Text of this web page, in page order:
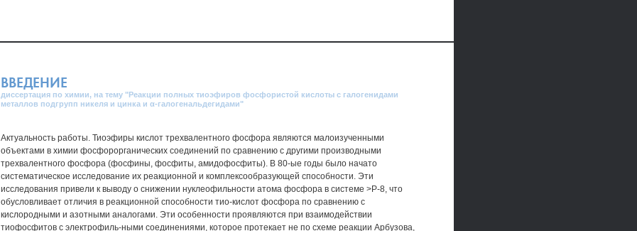
ВВЕДЕНИЕ
диссертация по химии, на тему "Реакции полных тиоэфиров фосфористой кислоты с галогенидами
металлов подгрупп никеля и цинка и α-галогенальдегидами"
Актуальность работы. Тиоэфиры кислот трехвалентного фосфора являются малоизученными
объектами в химии фосфорорганических соединений по сравнению с другими производными
трехвалентного фосфора (фосфины, фосфиты, амидофосфиты). В 80-ые годы было начато
систематическое исследование их реакционной и комплексообразующей способности. Эти
исследования привели к выводу о снижении нуклеофильности атома фосфора в системе >Р-8, что
обусловливает отличия в реакционной способности тио-кислот фосфора по сравнению с
кислородными и азотными аналогами. Эти особенности проявляются при взаимодействии
тиофосфитов с электрофиль-ными соединениями, которое протекает не по схеме реакции Арбузова,